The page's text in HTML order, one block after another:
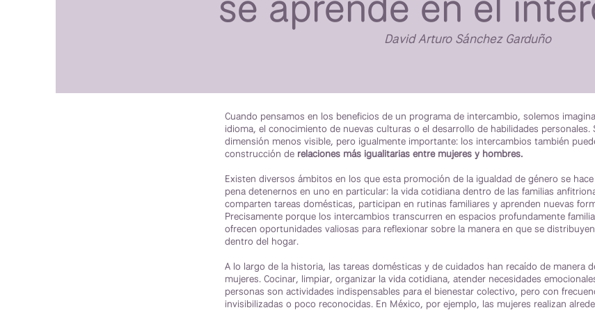
David Arturo Sánchez Garduño
Cuando pensamos en los beneficios de un programa de intercambio, solemos
idioma, el conocimiento de nuevas culturas o el desarrollo de habilidades
dimensión menos visible, pero igualmente importante: los intercambios también
construcción de relaciones más igualitarias entre mujeres y hombres.
Existen diversos ámbitos en los que esta promoción de la igualdad de género se
pena detenernos en uno en particular: la vida cotidiana dentro de las familias
comparten tareas domésticas, participan en rutinas familiares y aprenden nuevas
Precisamente porque los intercambios transcurren en espacios profundamente
ofrecen oportunidades valiosas para reflexionar sobre la manera en que se
dentro del hogar.
A lo largo de la historia, las tareas domésticas y de cuidados han recaído de manera
mujeres. Cocinar, limpiar, organizar la vida cotidiana, atender necesidades
personas son actividades indispensables para el bienestar colectivo, pero con
invisibilizadas o poco reconocidas. En México, por ejemplo, las mujeres realizan